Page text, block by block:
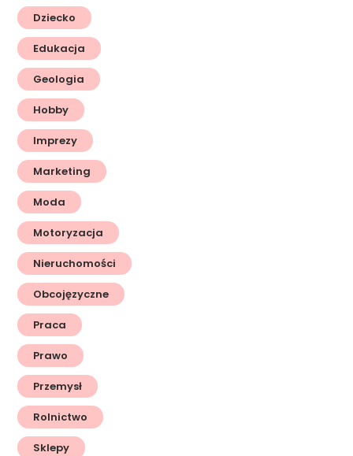
Dziecko
Edukacja
Geologia
Hobby
Imprezy
Marketing
Moda
Motoryzacja
Nieruchomości
Obcojęzyczne
Praca
Prawo
Przemysł
Rolnictwo
Sklepy